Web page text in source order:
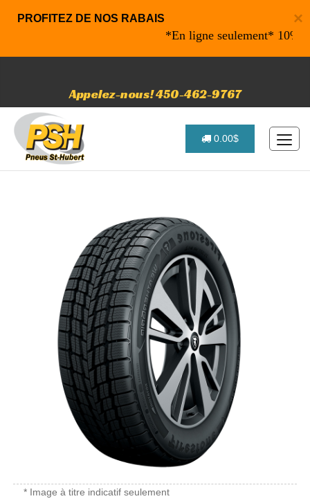
×
PROFITEZ DE NOS RABAIS
*En ligne seulement* 10% de
Appelez-nous! 450-462-9767
0.00$
* Image à titre indicatif seulement